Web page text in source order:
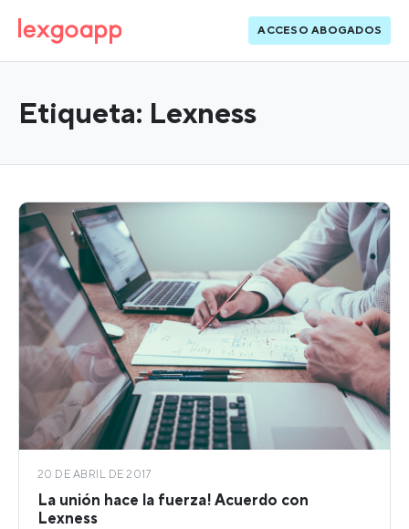
ACCESO ABOGADOS
Etiqueta: Lexness
20 DE ABRIL DE 2017
La unión hace la fuerza! Acuerdo con
Lexness